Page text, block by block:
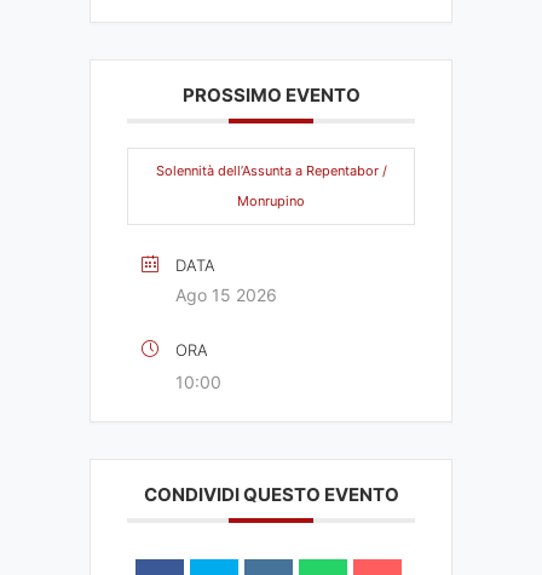
PROSSIMO EVENTO
Solennità dell’Assunta a Repentabor /
Monrupino
DATA
Ago 15 2026
ORA
10:00
CONDIVIDI QUESTO EVENTO